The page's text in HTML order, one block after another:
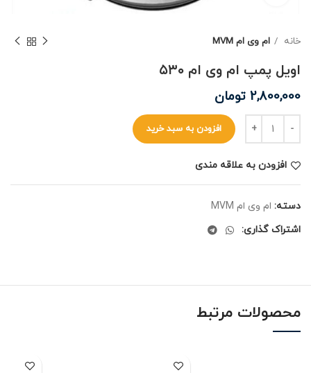
خانه ام وی ام MVM
اویل پمپ ام وی ام ۵۳۰
2,800,000 تومان
افزودن به سبد خرید
افزودن به علاقه مندی
دسته: ام وی ام MVM
اشتراک گذاری:
محصولات مرتبط